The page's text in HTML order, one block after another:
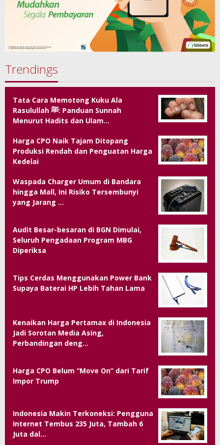
Trendings
Tata Cara Memotong Kuku Ala
Rasulullah ﷺ: Panduan Sunnah
Menurut Hadits dan Ulam…
Harga CPO Naik Tajam Ditopang
Produksi Rendah dan Penguatan Harga
Kedelai
Waspada Charger Umum di Bandara
hingga Mall, Ini Risiko Tersembunyi
yang Jarang …
Audit Besar-besaran di BGN Dimulai,
Seluruh Pengadaan Program MBG
Diperiksa
Tips Cerdas Menggunakan Power Bank
Supaya Baterai HP Lebih Tahan Lama
Kenaikan Harga Pertamax di Indonesia
Jadi Sorotan Media Asing,
Perbandingan deng…
Harga CPO Belum “Move On” dari Tarif
Impor Trump
Indonesia Makin Terkoneksi: Pengguna
Internet Tembus 235 Juta, Tambah 6
Juta dal…